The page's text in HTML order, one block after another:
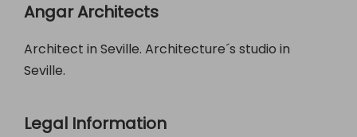
Angar Architects
Architect in Seville. Architecture´s studio in
Seville.
Legal Information